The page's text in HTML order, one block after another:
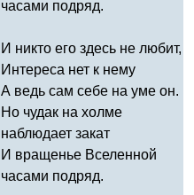
часами подряд.
И никто его здесь не любит,
Интереса нет к нему
А ведь сам себе на уме он.
Но чудак на холме
наблюдает закат
И вращенье Вселенной
часами подряд.